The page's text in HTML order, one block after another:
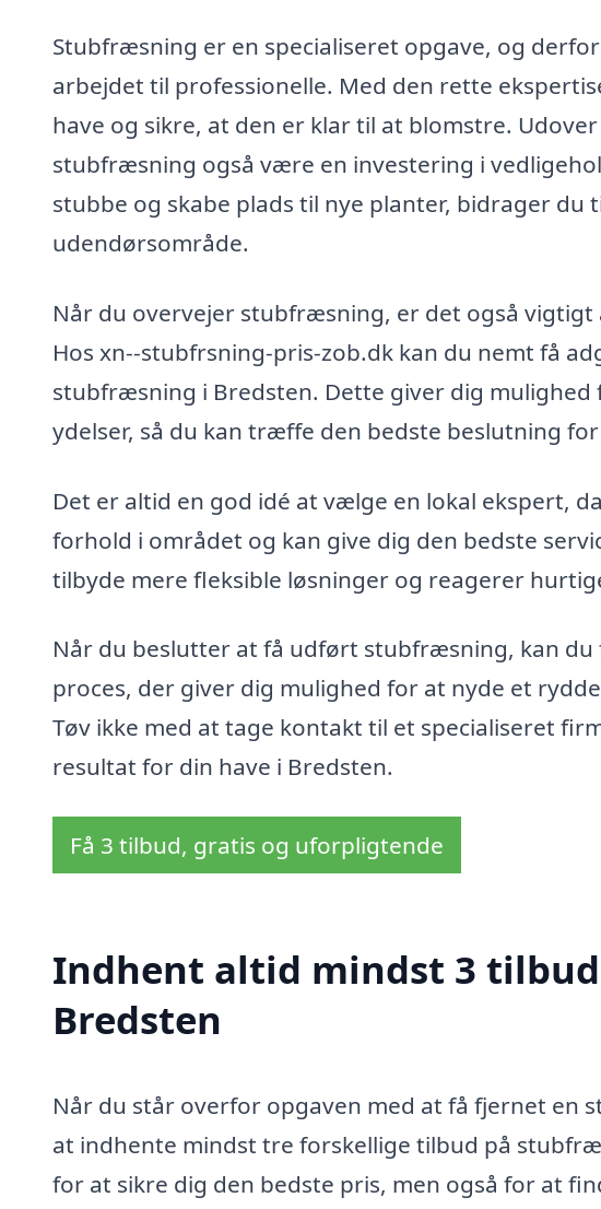
Stubfræsning er en specialiseret opgave, og
arbejdet til professionelle. Med den rette
have og sikre, at den er klar til at blomstre.
stubfræsning også være en investering i
stubbe og skabe plads til nye planter, bidrager du
udendørsområde.
Når du overvejer stubfræsning, er det også
Hos xn--stubfrsning-pris-zob.dk kan du nemt få
stubfræsning i Bredsten. Dette giver dig
ydelser, så du kan træffe den bedste beslutning
Det er altid en god idé at vælge en lokal ekspert,
forhold i området og kan give dig den bedste
tilbyde mere fleksible løsninger og reagerer
Når du beslutter at få udført stubfræsning, kan
proces, der giver dig mulighed for at nyde et
Tøv ikke med at tage kontakt til et specialiseret
resultat for din have i Bredsten.
Få 3 tilbud, gratis og uforpligtende
Indhent altid mindst 3
Bredsten
Når du står overfor opgaven med at få fjernet en
at indhente mindst tre forskellige tilbud på
for at sikre dig den bedste pris, men også for at